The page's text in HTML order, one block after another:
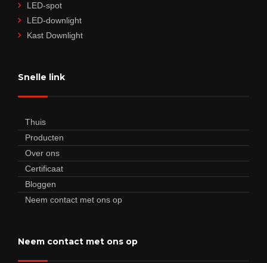
LED-spot
LED-downlight
Kast Downlight
Snelle link
Thuis
Producten
Over ons
Certificaat
Bloggen
Neem contact met ons op
Neem contact met ons op